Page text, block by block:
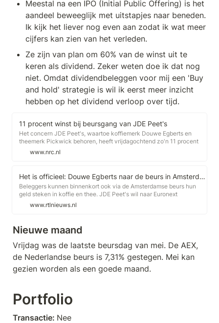
Meestal na een IPO (Initial Public Offering) is het
aandeel beweeglijk met uitstapjes naar beneden.
Ik kijk het liever nog even aan zodat ik wat meer
cijfers kan zien van het verleden.
Ze zijn van plan om 60% van de winst uit te
keren als dividend. Zeker weten doe ik dat nog
niet. Omdat dividendbeleggen voor mij een 'Buy
and hold' strategie is wil ik eerst meer inzicht
hebben op het dividend verloop over tijd.
11 procent winst bij beursgang van JDE Peet's
Het concern JDE Peet's, waartoe koffiemerk Douwe Egberts en
theemerk Pickwick behoren, heeft vrijdagochtend zo'n 11 procent
winst genoteerd bij de beursgang. De handel in Amsterdam begon op
www.nrc.nl
Het is officieel: Douwe Egberts naar de beurs in Amsterdam
Beleggers kunnen binnenkort ook via de Amsterdamse beurs hun
geld steken in koffie en thee. JDE Peet's wil naar Euronext
Amsterdam. Gisteren berichtte de Financial Times al dat de
www.rtlnieuws.nl
Nieuwe maand
Vrijdag was de laatste beursdag van mei. De AEX,
de Nederlandse beurs is 7,31% gestegen. Mei kan
gezien worden als een goede maand.
Portfolio
Transactie: Nee